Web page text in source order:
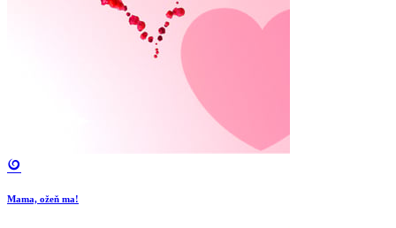
Mama, ožeň ma!